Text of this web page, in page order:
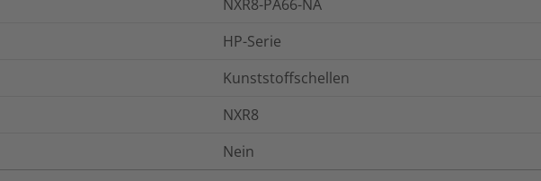
NXR8-PA66-NA
HP-Serie
Kunststoffschellen
NXR8
Nein